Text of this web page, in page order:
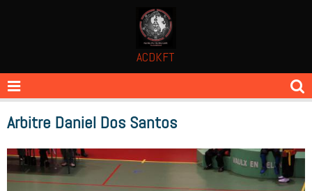
ACDKFT
Arbitre Daniel Dos Santos